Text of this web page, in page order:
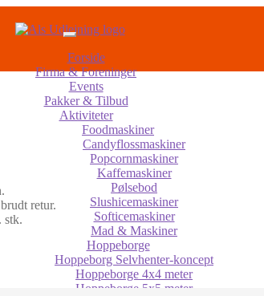
Forside
Firma & Foreninger
Events
Pakker & Tilbud
Aktiviteter
Foodmaskiner
Candyflossmaskiner
Popcornmaskiner
Kaffemaskiner
Pølsebod
Slushicemaskiner
Softicemaskiner
Mad & Maskiner
Hoppeborge
Hoppeborg Selvhenter-koncept
Hoppeborge 4x4 meter
Hoppeborge 5x5 meter
retur.
stk.